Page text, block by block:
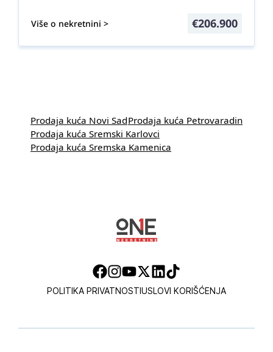
Više o nekretnini > €206.900
Prodaja kuća Novi SadProdaja kuća Petrovaradin
Prodaja kuća Sremski Karlovci
Prodaja kuća Sremska Kamenica
POLITIKA PRIVATNOSTIUSLOVI KORIŠĆENJA